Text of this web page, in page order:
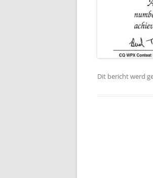
Dit bericht werd